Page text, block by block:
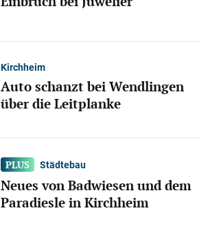
Kirchheim
Auto schanzt bei Wendlingen
über die Leitplanke
Städtebau
Neues von Badwiesen und dem
Paradiesle in Kirchheim